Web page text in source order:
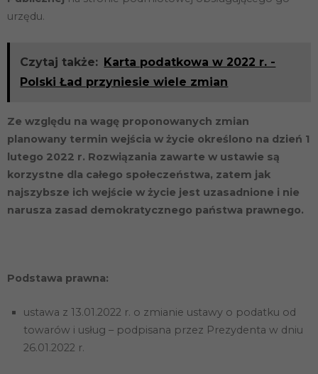
urzędu.
Czytaj także: Karta podatkowa w 2022 r. -
Polski Ład przyniesie wiele zmian
Ze względu na wagę proponowanych zmian
planowany termin wejścia w życie określono na dzień 1
lutego 2022 r. Rozwiązania zawarte w ustawie są
korzystne dla całego społeczeństwa, zatem jak
najszybsze ich wejście w życie jest uzasadnione i nie
narusza zasad demokratycznego państwa prawnego.
Podstawa prawna:
ustawa z 13.01.2022 r. o zmianie ustawy o podatku od
towarów i usług – podpisana przez Prezydenta w dniu
26.01.2022 r.
używana.
Aby nasza
internetowa
podczas
twojego
przejścia na nią.
Jeśli odrzucisz
te pliki cookie,
niektóre funkcje
znikną ze
strony
internetowej.
zachowania
podczas
odwiedzania naszej